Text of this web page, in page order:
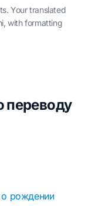
Your translated
with formatting
переводу
о рождении